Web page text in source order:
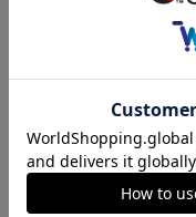
ヘルプページ